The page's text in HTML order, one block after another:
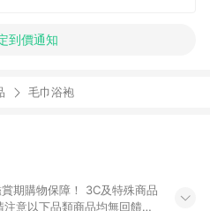
到價通知
毛巾浴袍
期購物保障！ 3C及特殊商品